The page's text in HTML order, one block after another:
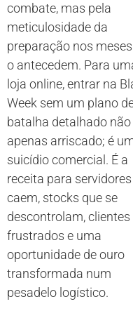
combate, mas pela
meticulosidade da
preparação nos
o antecedem. Para
loja online, entrar na
Week sem um plano
batalha detalhado não
apenas arriscado; é
suicídio comercial. É a
receita para
caem, stocks que se
descontrolam, clientes
frustrados e uma
oportunidade de ouro
transformada num
pesadelo logístico.